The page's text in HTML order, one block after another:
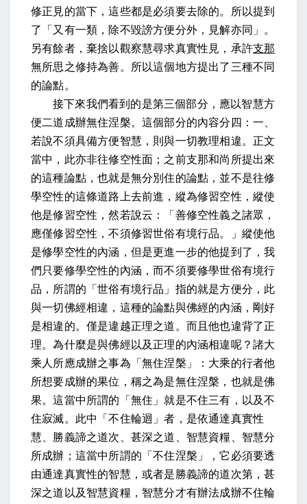
修正見的當下，這些都是必須要去除的。所以提到
了「又有一類，除不毀謗方便分外，見解亦同」。
另有餘者，棄捨以觀察慧尋求真實性見，承許支那
無所思之修持為善。所以這個地方提出了三種不同
的論點。
接下來我們看到的是第三個部分，應以智慧方
便二道成辦無住涅槃。這個部分的內容分四：一、
若說不須具備方便智慧，則與一切教理相違。正文
當中，此亦非往修空性面；之前支那和尚所提出來
的這種論點，也就是無分別住的論點，並不是往修
學空性的這條道路上去前進，縱為修習空性，縱使
他是修習空性，然若說云：「善修空性義之諸眾，
應僅修習空性，不須修習世俗有境行品。」縱使他
是修學空性的內涵，但是更進一步的他提到了，我
們只要修學空性的內涵，而不須要修學世俗有境行
品，所謂的「世俗有境行品」指的就是方便分，此
與一切佛經相違，這種的論點與佛經的內涵，剛好
是相違的。僅是違越正理之道。而且他也違背了正
理。為什麼是與佛經以及正理的內涵相違呢？諸大
乘人所應成辦之事為「無住涅槃」：大乘的行者他
所想要成辦的果位，稱之為是無住涅槃，也就是佛
果。這當中所謂的「無住」就是不住三有，以及不
住寂滅。此中「不住輪迴」者，是依通達真實性
慧、勝義諦之道次、甚深之道、智慧資糧、智慧分
所成辦；這當中所謂的「不住涅槃」，它必須要透
由通達真實性的智慧，或者是勝義諦的道次第，甚
深之道以及智慧資糧，智慧分才有辦法成辦不住輪